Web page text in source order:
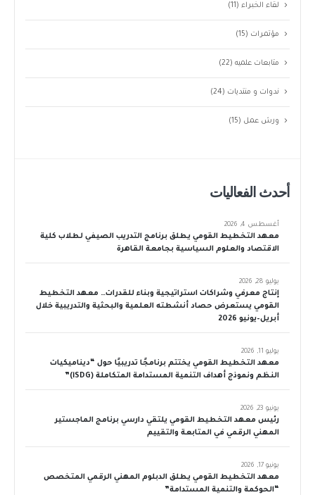
لقاء الخبراء(11)
مؤتمرات (15)
متابعات علميه(22)
ندوات و منتديات (24)
ورش عمل (15)
أحدث الفعاليات
معهد التخطيط القومي يطلق برنامج التدريب الصيفي لطلاب كلية
الاقتصاد والعلوم السياسية بجامعة القاهرة
أغسطس 4, 2026
إنتاج معرفي وشراكات استراتيجية وبناء للقدرات… معهد التخطيط
القومي يستعرض حصاد أنشطته العلمية والبحثية والتدريبية خلال
أبريل–يونيو 2026
يوليو 28, 2026
معهد التخطيط القومي يختتم برنامجًا تدريبيًا حول “ديناميكيات
النظم ونموذج أهداف التنمية المستدامة المتكاملة (iSDG)”
يوليو 11, 2026
رئيس معهد التخطيط القومي يلتقي دارسي برنامج الماجستير
المهني الرقمي في المتابعة والتقييم
يونيو 23, 2026
معهد التخطيط القومي يطلق الدبلوم المهني الرقمي المتخصص
“الحوكمة والتنمية المستدامة”
يونيو 17, 2026